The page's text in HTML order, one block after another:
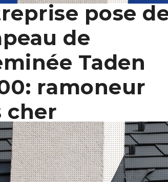
pose
de
Taden
ramoneur
cher